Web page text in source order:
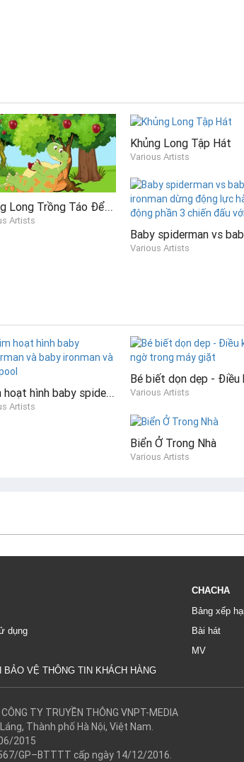
Khủng Long Trồng Táo Để Ăn
Artists
Khủng Long Tập Hát
Various Artists
Various Artists
Phim hoạt hình baby spiderman và baby ironman và deadpool
Artists
Various Artists
Biển Ở Trong Nhà
Various Artists
dụng
BẢO VỆ THÔNG TIN KHÁCH HÀNG
CHACHA
Bảng xếp
Bài hát
MV
TY TRUYỀN THÔNG VNPT-MEDIA
Thành phố Hà Nội, Việt Nam.
2015
GP–BTTTT cấp ngày 14/12/2016.